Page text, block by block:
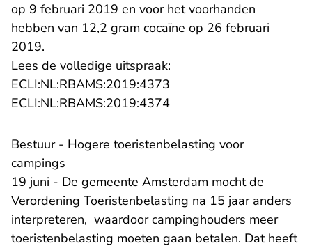
op 9 februari 2019 en voor het voorhanden
hebben van 12,2 gram cocaïne op 26 februari
2019.
Lees de volledige uitspraak:
ECLI:NL:RBAMS:2019:4373
ECLI:NL:RBAMS:2019:4374- U verlaat
Bestuur - Hogere toeristenbelasting voor
campings
19 juni - De gemeente Amsterdam mocht de
Verordening Toeristenbelasting na 15 jaar anders
interpreteren, waardoor campinghouders meer
toeristenbelasting moeten gaan betalen. Dat heeft